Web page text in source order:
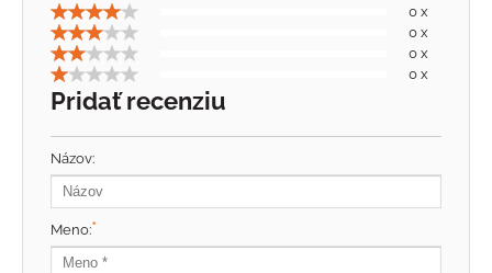
0 x
0 x
0 x
0 x
Pridať recenziu
Názov:
Meno:*